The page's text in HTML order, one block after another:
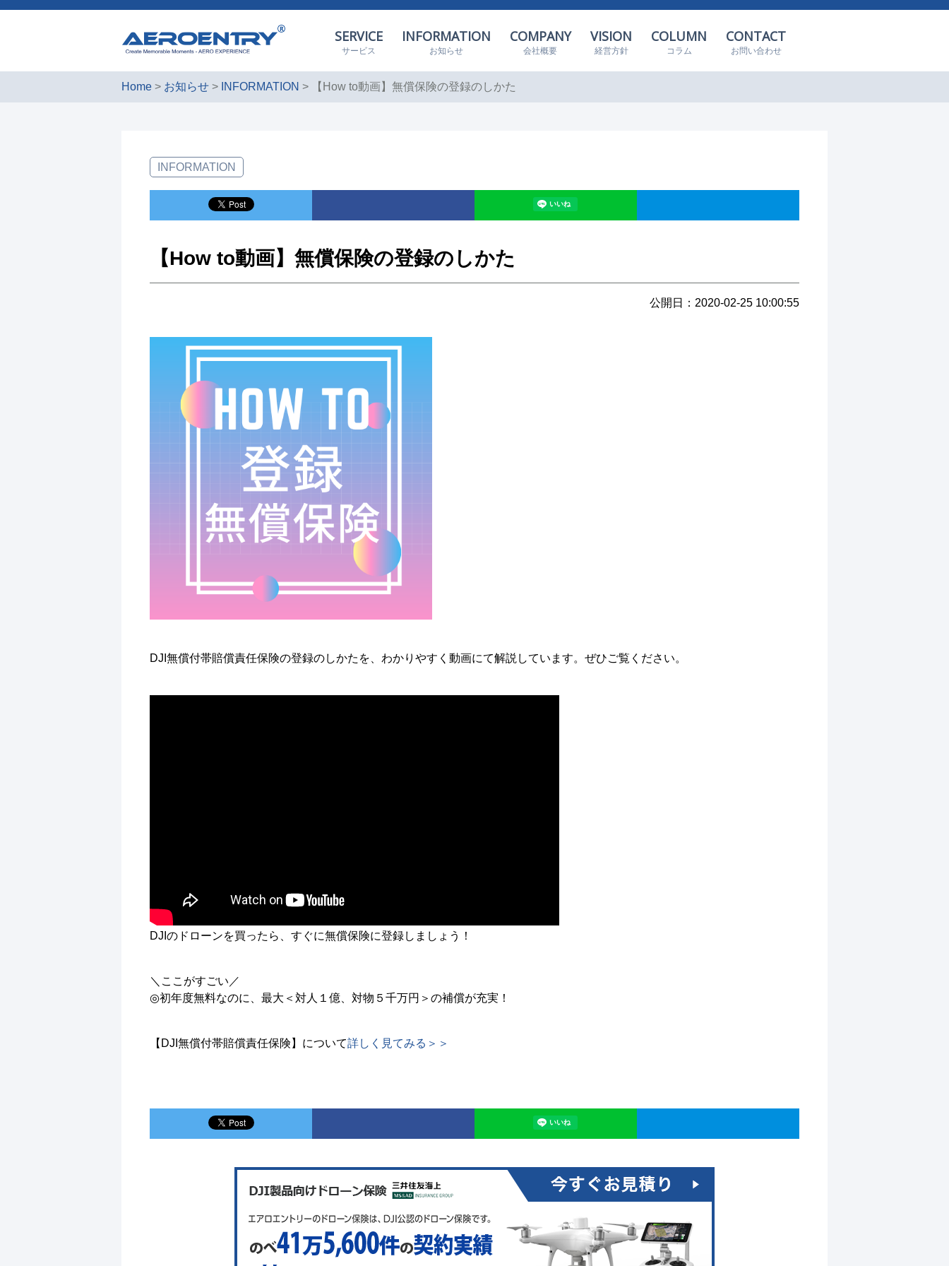
SERVICE
サービス
INFORMATION
お知らせ
COMPANY
会社概要
VISION
経営方針
COLUMN
コラム
CONTACT
お問い合わせ
Home > お知らせ > INFORMATION > 【How to動画】無償保険の登録のしかた
INFORMATION
【How to動画】無償保険の登録のしかた
公開日：2020-02-25 10:00:55
DJI無償付帯賠償責任保険の登録のしかたを、わかりやすく動画にて解説しています。ぜひご覧ください。
DJIのドローンを買ったら、すぐに無償保険に登録しましょう！
＼ここがすごい／
◎初年度無料なのに、最大＜対人１億、対物５千万円＞の補償が充実！
【DJI無償付帯賠償責任保険】について詳しく見てみる＞＞